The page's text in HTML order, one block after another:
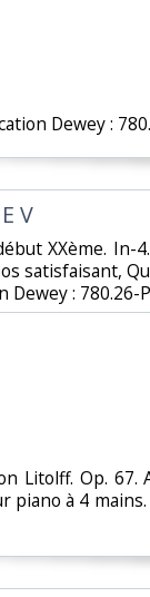
Dewey :
V‎
XXème. In-
satisfaisant,
Dewey :
Litolff. Op.
piano à 4